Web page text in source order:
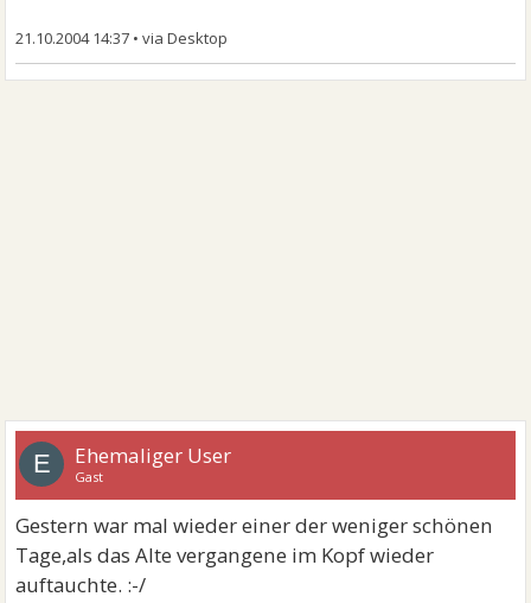
21.10.2004 14:37 •
E Ehemaliger User
Gast
Gestern war mal wieder einer der weniger schönen
Tage,als das Alte vergangene im Kopf wieder
auftauchte. :-/